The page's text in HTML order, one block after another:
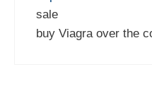
sale
buy Viagra over the